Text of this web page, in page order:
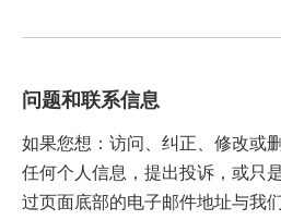
问题和联系信息
如果您想：访问、纠正、修改或
任何个人信息，提出投诉，或只
过页面底部的电子邮件地址与我们